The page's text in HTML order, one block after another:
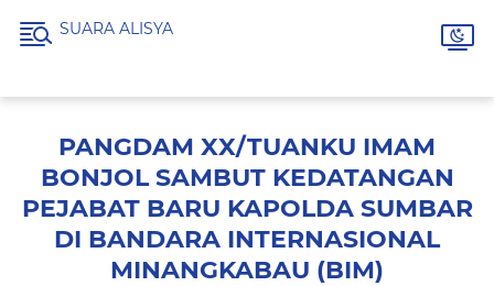
SUARA ALISYA
PANGDAM XX/TUANKU IMAM
BONJOL SAMBUT KEDATANGAN
PEJABAT BARU KAPOLDA SUMBAR
DI BANDARA INTERNASIONAL
MINANGKABAU (BIM)